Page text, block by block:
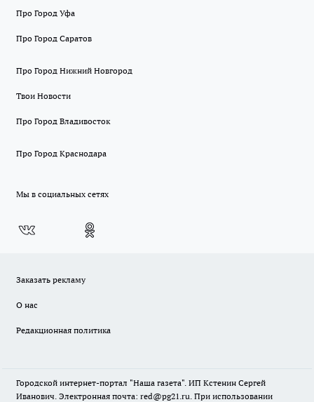
Про Город Уфа
Про Город Саратов
Про Город Нижний Новгород
Твои Новости
Про Город Владивосток
Про Город Краснодара
Мы в социальных сетях
Заказать рекламу
О нас
Редакционная политика
Городской интернет-портал "Наша газета". ИП Кстенин Сергей
Иванович. Электронная почта: red@pg21.ru. При использовании